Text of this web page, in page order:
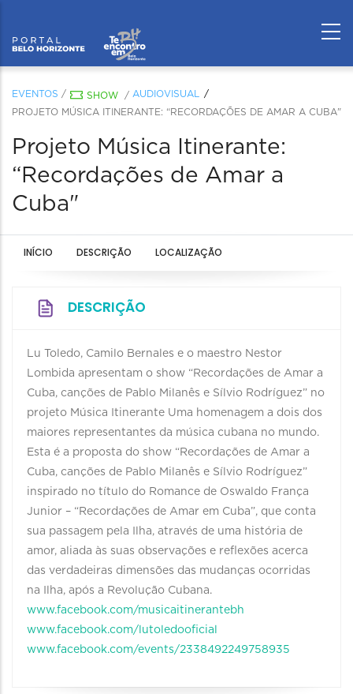
EVENTOS / SHOW / AUDIOVISUAL
PROJETO MÚSICA ITINERANTE: “RECORDAÇÕES DE AMAR A CUBA"
Projeto Música Itinerante:
“Recordações de Amar a
Cuba"
INÍCIO DESCRIÇÃO LOCALIZAÇÃO
DESCRIÇÃO
Lu Toledo, Camilo Bernales e o maestro Nestor
Lombida apresentam o show “Recordações de Amar a
Cuba, canções de Pablo Milanês e Sílvio Rodríguez” no
projeto Música Itinerante Uma homenagem a dois dos
maiores representantes da música cubana no mundo.
Esta é a proposta do show “Recordações de Amar a
Cuba, canções de Pablo Milanês e Sílvio Rodríguez”
inspirado no título do Romance de Oswaldo França
Junior – “Recordações de Amar em Cuba”, que conta
sua passagem pela Ilha, através de uma história de
amor, aliada às suas observações e reflexões acerca
das verdadeiras dimensões das mudanças ocorridas
na Ilha, após a Revolução Cubana.
www.facebook.com/musicaitinerantebh
www.facebook.com/lutoledooficial
www.facebook.com/events/2338492249758935